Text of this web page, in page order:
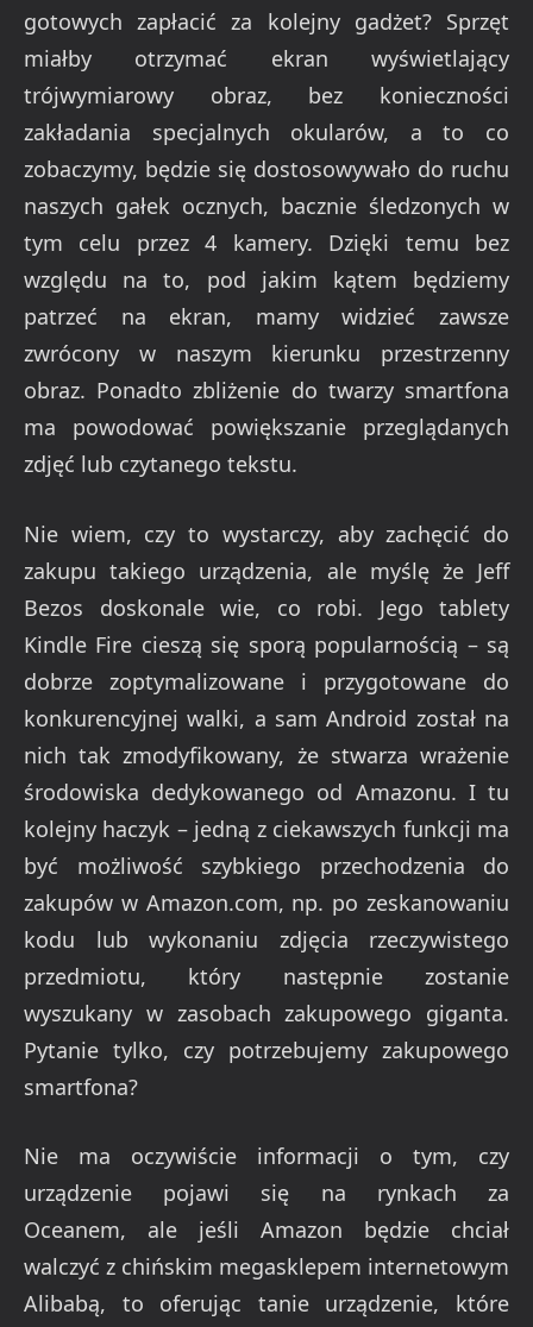
gotowych zapłacić za kolejny gadżet? Sprzęt
miałby otrzymać ekran wyświetlający
trójwymiarowy obraz, bez konieczności
zakładania specjalnych okularów, a to co
zobaczymy, będzie się dostosowywało do ruchu
naszych gałek ocznych, bacznie śledzonych w
tym celu przez 4 kamery. Dzięki temu bez
względu na to, pod jakim kątem będziemy
patrzeć na ekran, mamy widzieć zawsze
zwrócony w naszym kierunku przestrzenny
obraz. Ponadto zbliżenie do twarzy smartfona
ma powodować powiększanie przeglądanych
zdjęć lub czytanego tekstu.
Nie wiem, czy to wystarczy, aby zachęcić do
zakupu takiego urządzenia, ale myślę że Jeff
Bezos doskonale wie, co robi. Jego tablety
Kindle Fire cieszą się sporą popularnością – są
dobrze zoptymalizowane i przygotowane do
konkurencyjnej walki, a sam Android został na
nich tak zmodyfikowany, że stwarza wrażenie
środowiska dedykowanego od Amazonu. I tu
kolejny haczyk – jedną z ciekawszych funkcji ma
być możliwość szybkiego przechodzenia do
zakupów w Amazon.com, np. po zeskanowaniu
kodu lub wykonaniu zdjęcia rzeczywistego
przedmiotu, który następnie zostanie
wyszukany w zasobach zakupowego giganta.
Pytanie tylko, czy potrzebujemy zakupowego
smartfona?
Nie ma oczywiście informacji o tym, czy
urządzenie pojawi się na rynkach za
Oceanem, ale jeśli Amazon będzie chciał
walczyć z chińskim megasklepem internetowym
Alibabą, to oferując tanie urządzenie, które